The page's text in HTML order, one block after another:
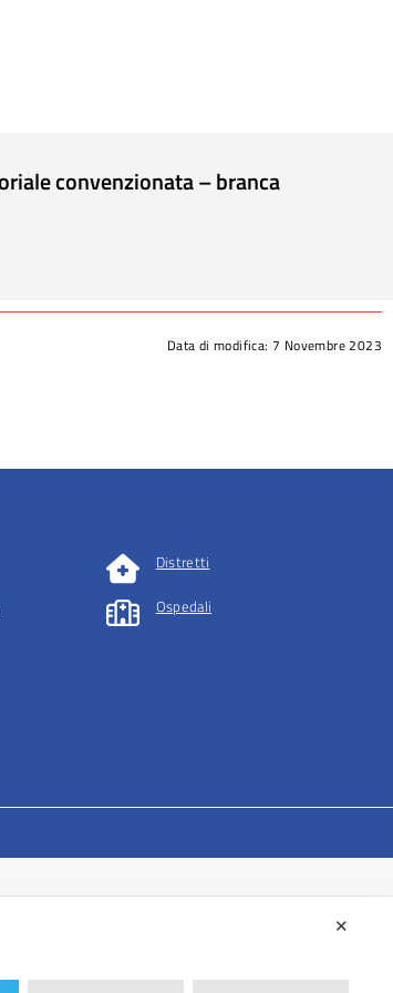
convenzionata – branca
Data di modifica: 7 Novembre 2023
Distretti
Ospedali
✕